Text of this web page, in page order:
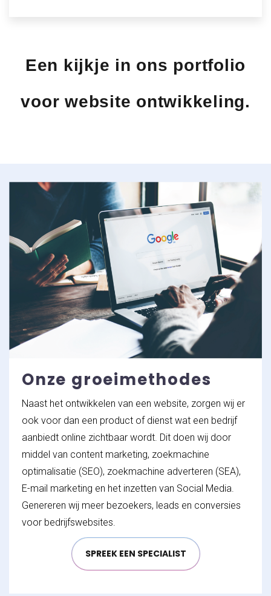
Een kijkje in ons portfolio
voor website ontwikkeling.
Onze groeimethodes
Naast het ontwikkelen van een website, zorgen wij er
ook voor dan een product of dienst wat een bedrijf
aanbiedt online zichtbaar wordt. Dit doen wij door
middel van content marketing, zoekmachine
optimalisatie (SEO), zoekmachine adverteren (SEA),
E-mail marketing en het inzetten van Social Media.
Genereren wij meer bezoekers, leads en conversies
voor bedrijfswebsites.
SPREEK EEN SPECIALIST